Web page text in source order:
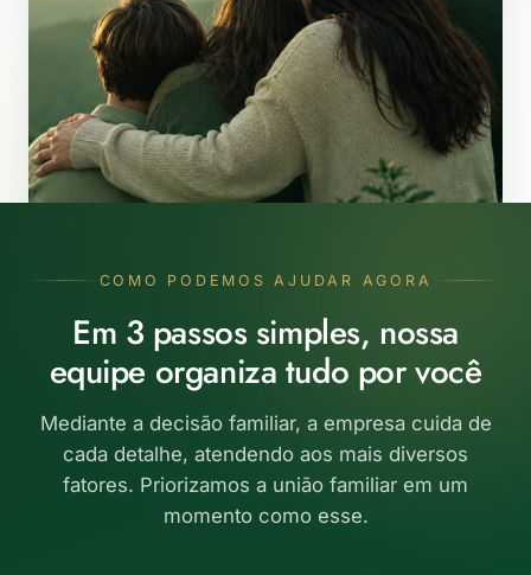
COMO PODEMOS AJUDAR AGORA
Em 3 passos simples, nossa
equipe organiza tudo por você
Mediante a decisão familiar, a empresa cuida de
cada detalhe, atendendo aos mais diversos
fatores. Priorizamos a união familiar em um
momento como esse.